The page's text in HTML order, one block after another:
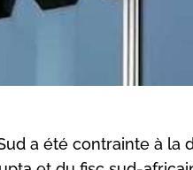
a été contrainte à la